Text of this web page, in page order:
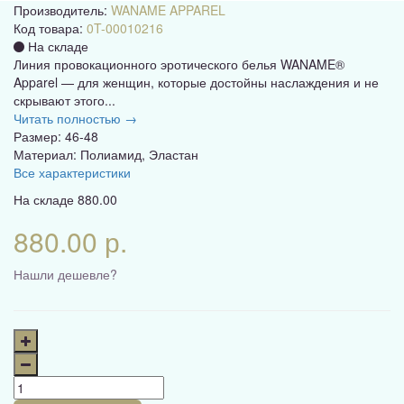
Производитель: WANAME APPAREL
Код товара: 0T-00010216
На складе
Линия провокационного эротического белья WANAME®
Apparel — для женщин, которые достойны наслаждения и не
скрывают этого...
Читать полностью →
Размер: 46-48
Материал: Полиамид, Эластан
Все характеристики
На складе 880.00
880.00 р.
Нашли дешевле?